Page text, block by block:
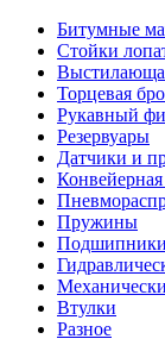
Битумные
Стойки
Торцевая
Рукавный
Резервуары
Датчики и
Конвейерная
Пружины
Подшипники
Втулки
Разное